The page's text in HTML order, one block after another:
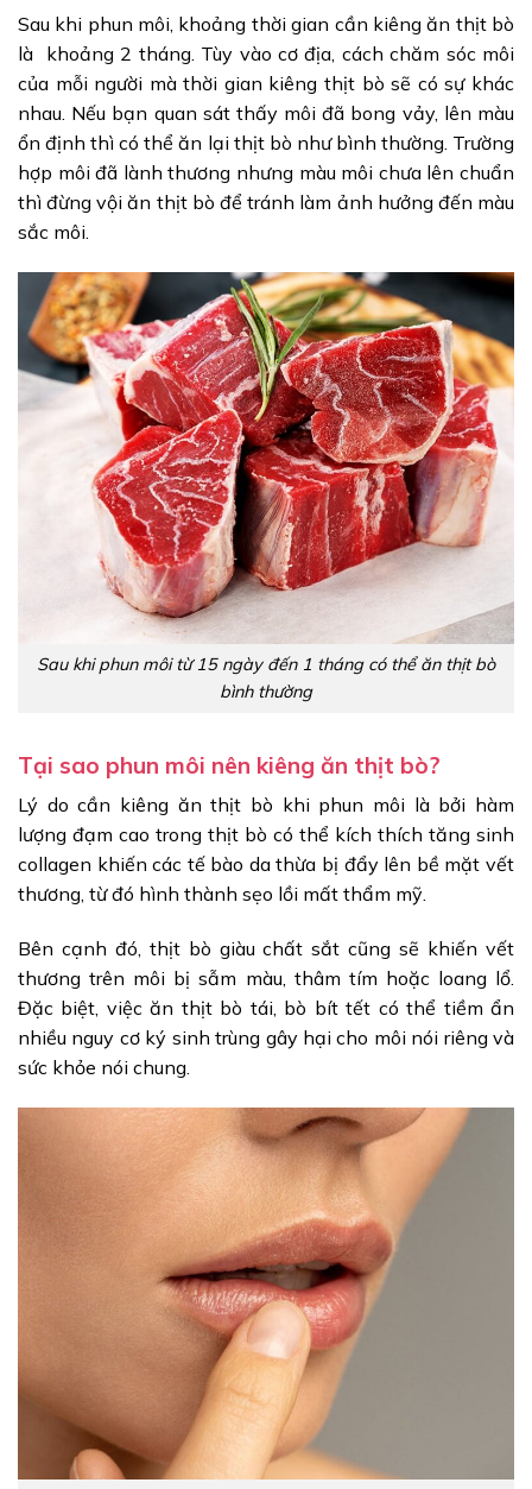
Sau khi phun môi, khoảng thời gian cần kiêng ăn thịt bò
là khoảng 2 tháng. Tùy vào cơ địa, cách chăm sóc môi
của mỗi người mà thời gian kiêng thịt bò sẽ có sự khác
nhau. Nếu bạn quan sát thấy môi đã bong vảy, lên màu
ổn định thì có thể ăn lại thịt bò như bình thường. Trường
hợp môi đã lành thương nhưng màu môi chưa lên chuẩn
thì đừng vội ăn thịt bò để tránh làm ảnh hưởng đến màu
sắc môi.
Sau khi phun môi từ 15 ngày đến 1 tháng có thể ăn thịt bò
bình thường
Tại sao phun môi nên kiêng ăn thịt bò?
Lý do cần kiêng ăn thịt bò khi phun môi là bởi hàm
lượng đạm cao trong thịt bò có thể kích thích tăng sinh
collagen khiến các tế bào da thừa bị đẩy lên bề mặt vết
thương, từ đó hình thành sẹo lồi mất thẩm mỹ.
Bên cạnh đó, thịt bò giàu chất sắt cũng sẽ khiến vết
thương trên môi bị sẫm màu, thâm tím hoặc loang lổ.
Đặc biệt, việc ăn thịt bò tái, bò bít tết có thể tiềm ẩn
nhiều nguy cơ ký sinh trùng gây hại cho môi nói riêng và
sức khỏe nói chung.